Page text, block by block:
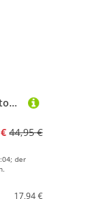
Hummel Damen Hmlgo Cotton Pant Woman Hose, Marine, M EU
44,95 €
der
17,94 €